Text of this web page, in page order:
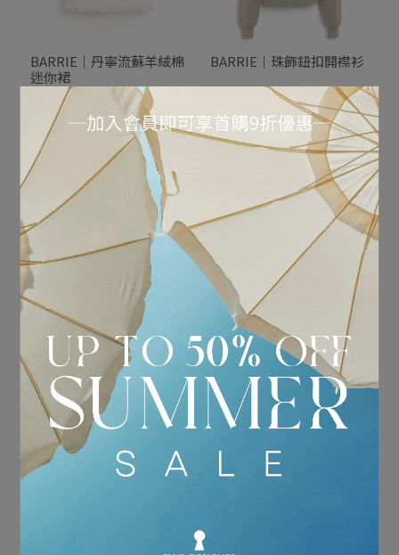
BARRIE｜丹寧流蘇羊絨棉
迷你裙
NT$24,790
NT$49,580
加入購物車
BARRIE｜珠飾鈕扣開襟衫
NT$27,290NT$54,580
加入購物車
BARRIE x MACKINTOSH
｜短版長雨衣
NT$63,340
NT$126,680
加入購物車
BARRIE x MACKINTOSH
｜雙層羊絨背心短版大衣
NT$71,290NT$142,580
加入購物車